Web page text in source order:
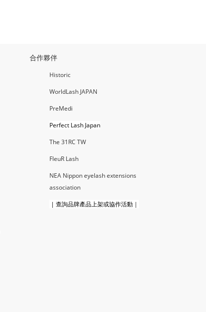
合作夥伴
Historic
WorldLash JAPAN
PreMedi
Perfect Lash Japan
The 31RC TW
FleuR Lash
NEA Nippon eyelash extensions
association
| 查詢品牌產品上架或協作活動｜